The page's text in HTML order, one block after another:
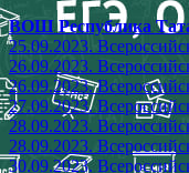
ВОШ Республика
25.09.2023.
26.09.2023.
26.09.2023.
27.09.2023.
28.09.2023.
28.09.2023.
30.09.2023.